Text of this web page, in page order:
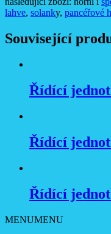
lahve, solanky, pancéřové
Související
Řídící
Řídící
Řídící
MENUMENU